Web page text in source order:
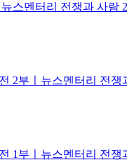
스멘터리 전쟁과 사람
2부ㅣ뉴스멘터리 전쟁
1부ㅣ뉴스멘터리 전쟁